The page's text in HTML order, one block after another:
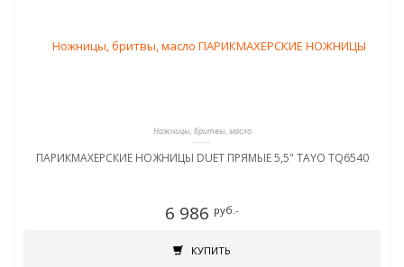
Ножницы, бритвы, масло
ПАРИКМАХЕРСКИЕ НОЖНИЦЫ DUET ПРЯМЫЕ 5,5" TAYO TQ6540
6 986 руб.-
КУПИТЬ